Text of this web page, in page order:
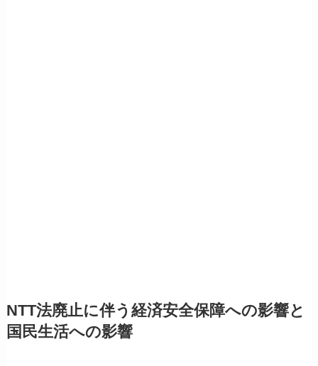
NTT法廃止に伴う経済安全保障への影響と
国民生活への影響